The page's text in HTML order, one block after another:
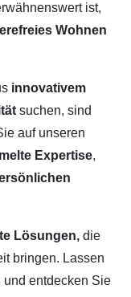
ist,
Wohnen
innovativem
suchen, sind
auf unseren
Expertise,
Lösungen, die
bringen. Lassen
und entdecken Sie